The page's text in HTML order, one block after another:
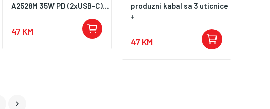
A2528M 35W PD (2xUSB-C)...
47 KM
produzni kabal sa 3 uticnice
+
47 KM
